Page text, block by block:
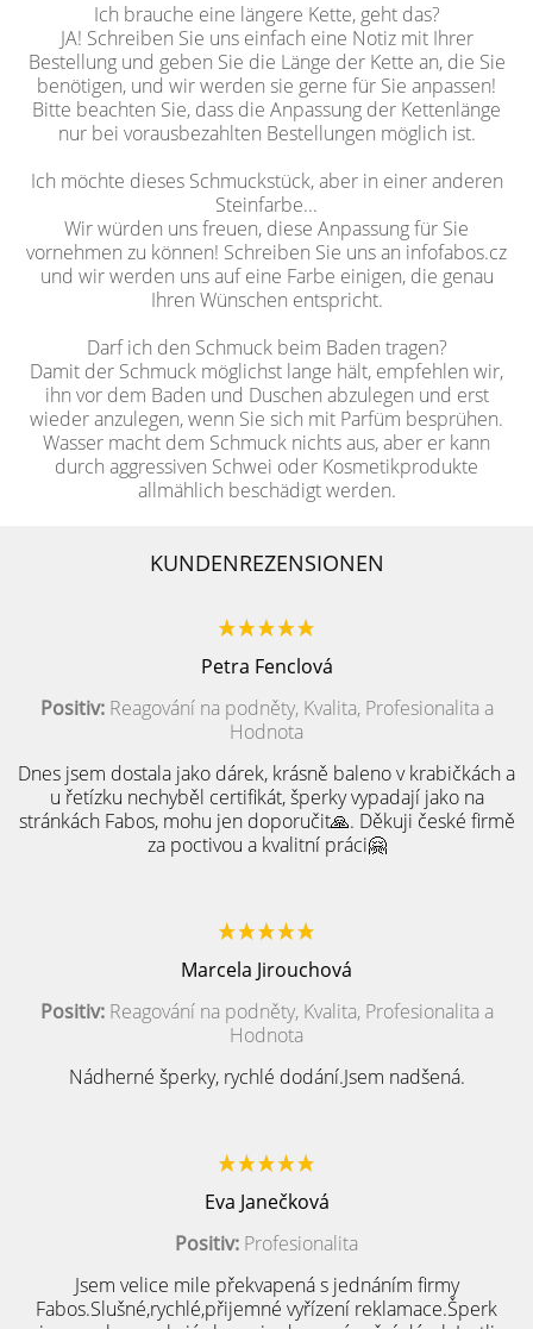
Ich brauche eine längere Kette, geht das?
JA! Schreiben Sie uns einfach eine Notiz mit Ihrer
Bestellung und geben Sie die Länge der Kette an, die Sie
benötigen, und wir werden sie gerne für Sie anpassen!
Bitte beachten Sie, dass die Anpassung der Kettenlänge
nur bei vorausbezahlten Bestellungen möglich ist.
Ich möchte dieses Schmuckstück, aber in einer anderen
Steinfarbe...
Wir würden uns freuen, diese Anpassung für Sie
vornehmen zu können! Schreiben Sie uns an infofabos.cz
und wir werden uns auf eine Farbe einigen, die genau
Ihren Wünschen entspricht.
Darf ich den Schmuck beim Baden tragen?
Damit der Schmuck möglichst lange hält, empfehlen wir,
ihn vor dem Baden und Duschen abzulegen und erst
wieder anzulegen, wenn Sie sich mit Parfüm besprühen.
Wasser macht dem Schmuck nichts aus, aber er kann
durch aggressiven Schwei oder Kosmetikprodukte
allmählich beschädigt werden.
KUNDENREZENSIONEN
Petra Fenclová
Positiv:Reagování na podněty, Kvalita, Profesionalita a
Hodnota
Dnes jsem dostala jako dárek, krásně baleno v krabičkách a
u řetízku nechyběl certifikát, šperky vypadají jako na
stránkách Fabos, mohu jen doporučit🙏. Děkuji české firmě
za poctivou a kvalitní práci🤗
Marcela Jirouchová
Positiv:Reagování na podněty, Kvalita, Profesionalita a
Hodnota
Nádherné šperky, rychlé dodání.Jsem nadšená.
Eva Janečková
Positiv: Profesionalita
Jsem velice mile překvapená s jednáním firmy
Fabos.Slušné,rychlé,přijemné vyřízení reklamace.Šperk